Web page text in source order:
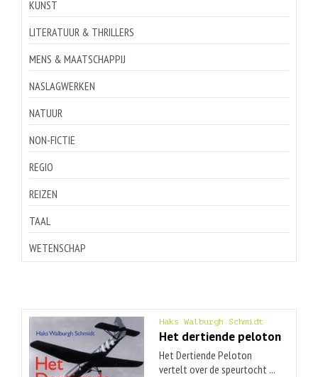
KUNST
LITERATUUR & THRILLERS
MENS & MAATSCHAPPIJ
NASLAGWERKEN
NATUUR
NON-FICTIE
REGIO
REIZEN
TAAL
WETENSCHAP
Haks Walburgh Schmidt
Het dertiende peloton
Het Dertiende Peloton
vertelt over de speurtocht ...